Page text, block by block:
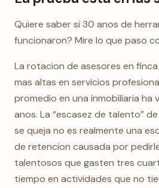
Quiere saber si 30 anos de
funcionaron? Mire lo que paso
La rotacion de asesores en
mas altas en servicios
promedio en una inmobiliaria ha
anos. La “escasez de talento”
se queja no es realmente una
de retencion causada por
talentosos que gasten tres
tiempo en actividades que no